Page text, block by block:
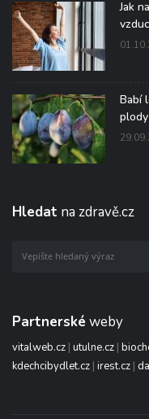
Jak
Babí
Hledat na zdravě.cz
Partnerské weby
vitalweb.cz | utulne.cz |
kdechcibydlet.cz | irest.cz |